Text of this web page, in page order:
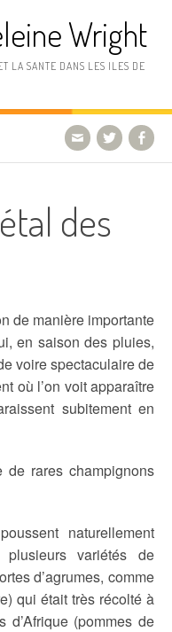
Wright
LA SANTE DANS LES ILES DE
des
de manière importante
en saison des pluies,
voire spectaculaire de
où l’on voit apparaître
subitement en
rares champignons
naturellement
variétés de
d’agrumes, comme
qui était très récolté à
d’Afrique (pommes de